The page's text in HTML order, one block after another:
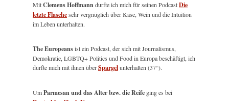
MitClemens Hoffmanndurfte ich mich für seinen PodcastDie
letzte Flaschesehr vergnüglich über Käse, Wein und die Intuition
im Leben unterhalten.
The Europeansist ein Podcast, der sich mit Journalismus,
Demokratie, LGBTQ+ Politics und Food in Europa beschäftigt, ich
durfte mich mit ihnen überSpargelunterhalten (37“).
UmParmesan und das Alter bzw. die Reife ging es bei